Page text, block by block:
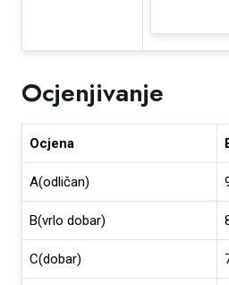
Ocjenjivanje
Ocjena
A(odličan)
B(vrlo dobar)
C(dobar)